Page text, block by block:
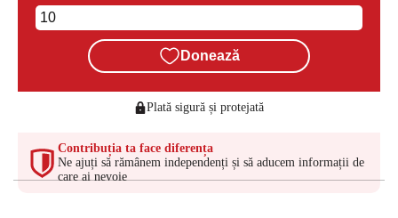
Donează
Plată sigură și protejată
Contribuția ta face diferența
Ne ajuți să rămânem independenți și să aducem informații de
care ai nevoie